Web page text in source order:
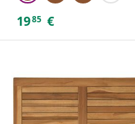
1985 €